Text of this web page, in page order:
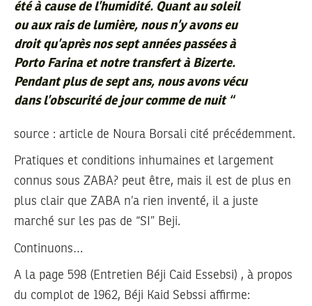
été à cause de l’humidité. Quant au soleil
ou aux rais de lumière, nous n’y avons eu
droit qu’après nos sept années passées à
Porto Farina et notre transfert à Bizerte.
Pendant plus de sept ans, nous avons vécu
dans l’obscurité de jour comme de nuit“
source : article de Noura Borsali cité précédemment.
Pratiques et conditions inhumaines et largement
connus sous ZABA? peut être, mais il est de plus en
plus clair que ZABA n’a rien inventé, il a juste
marché sur les pas de “SI” Beji.
Continuons…
A la page 598 (Entretien Béji Caid Essebsi) , à propos
du complot de 1962, Béji Kaid Sebssi affirme: